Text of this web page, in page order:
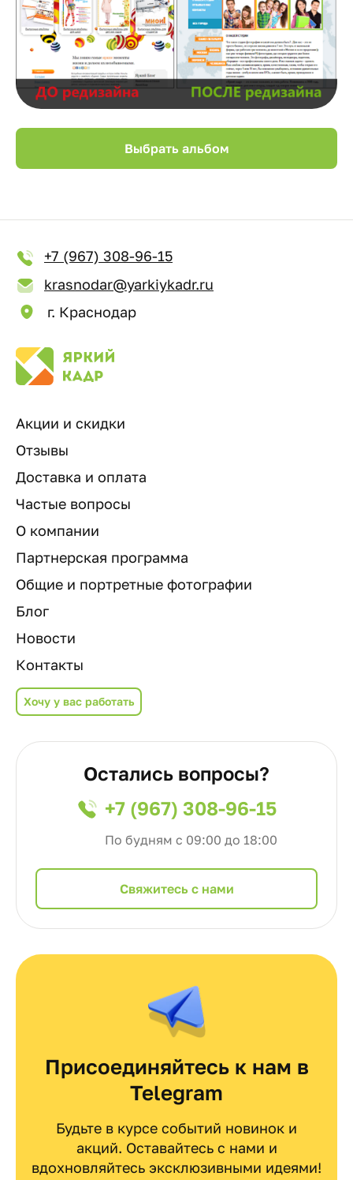
Выбрать альбом
+7 (967) 308-96-15
krasnodar@yarkiykadr.ru
г. Краснодар
Акции и скидки
Отзывы
Доставка и оплата
Частые вопросы
О компании
Партнерская программа
Общие и портретные фотографии
Блог
Новости
Контакты
Хочу у вас работать
Остались вопросы?
+7 (967) 308-96-15
По будням с 09:00 до 18:00
Cвяжитесь с нами
Присоединяйтесь к нам в
Telegram
Будьте в курсе событий новинок и
акций. Оставайтесь с нами и
вдохновляйтесь эксклюзивными идеями!